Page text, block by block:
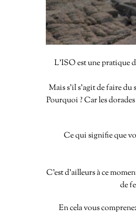
L’ISO est une pratique
Mais s’il s’agit de faire
Pourquoi ? Car les
Ce qui signifie que
C’est d’ailleurs à ce
de
En cela vous